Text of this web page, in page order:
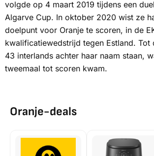
volgde op 4 maart 2019 tijdens een
Algarve Cup. In oktober 2020 wist ze
doelpunt voor Oranje te scoren, in de
kwalificatiewedstrijd tegen Estland. Tot
43 interlands achter haar naam staan,
tweemaal tot scoren kwam.
Oranje-deals